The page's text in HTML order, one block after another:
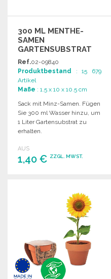
300 ML MENTHE-
SAMEN
GARTENSUBSTRAT
Ref.02-09840
Produktbestand : 15 679
Artikel
Maße : 1.5 x 10 x 10.5 cm
Sack mit Minz-Samen. Fügen
Sie 300 ml Wasser hinzu, um
1 Liter Gartensubstrat zu
erhalten.
AUS
1,40 € ZZGL. MWST.
Angebot anfordern